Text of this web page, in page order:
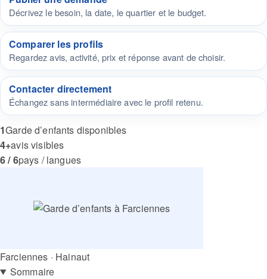
Décrivez le besoin, la date, le quartier et le budget.
Comparer les profils
Regardez avis, activité, prix et réponse avant de choisir.
Contacter directement
Échangez sans intermédiaire avec le profil retenu.
1Garde d’enfants disponibles
4+avis visibles
6 / 6pays / langues
Farciennes · Hainaut
Sommaire